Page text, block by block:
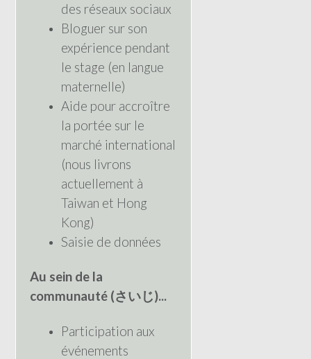
des réseaux sociaux
Bloguer sur son
expérience pendant
le stage (en langue
maternelle)
Aide pour accroître
la portée sur le
marché international
(nous livrons
actuellement à
Taiwan et Hong
Kong)
Saisie de données
Au sein de la
communauté (さいじ)...
Participation aux
événements